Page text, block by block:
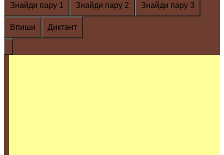
Знайди пару 1
Знайди пару 2 Знайди пару 3
Впиши Диктант